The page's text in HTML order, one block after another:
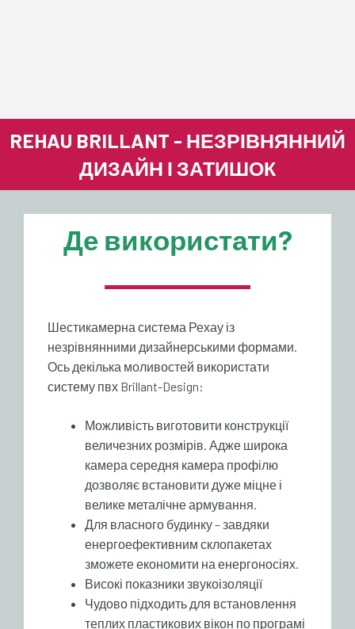
REHAU BRILLANT - НЕЗРІВНЯННИЙ
ДИЗАЙН І ЗАТИШОК
Де використати?
Шестикамерна система Рехау із
незрівнянними дизайнерськими формами.
Ось декілька моливостей використати
систему пвх Brillant-Design:
Можливість виготовити конструкції
величезних розмірів. Адже широка
камера середня камера профілю
дозволяє встановити дуже міцне і
велике металічне армування.
Для власного будинку – завдяки
енергоефективним склопакетах
зможете економити на енергоносіях.
Високі показники звукоізоляції
Чудово підходить для встановлення
теплих пластикових вікон по програмі